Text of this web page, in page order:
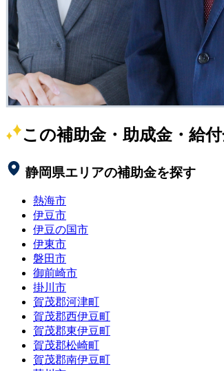
この補助金・助成金・給
静岡県エリアの補助金を探す
熱海市
伊豆市
伊豆の国市
伊東市
磐田市
御前崎市
掛川市
賀茂郡河津町
賀茂郡西伊豆町
賀茂郡東伊豆町
賀茂郡松崎町
賀茂郡南伊豆町